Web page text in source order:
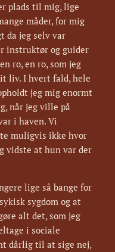
plads til mig, lige
måder, for mig
da jeg selv var
instruktør og guider
ro, en ro, som jeg
liv. I hvert fald, hele
jeg mig enormt
når jeg ville på
i haven. Vi
muligvis ikke hvor
vidste at hun var der
lige så bange for
sygdom og at
alt det, som jeg
i sociale
dårlig til at sige nej,